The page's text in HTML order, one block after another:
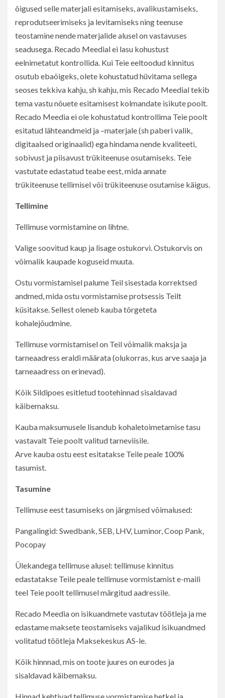
õigused selle materjali esitamiseks, avalikustamiseks,
reprodutseerimiseks ja levitamiseks ning teenuse
teostamine nende materjalide alusel on vastavuses
seadusega. Recado Meedial ei lasu kohustust
eelnimetatut kontrollida. Kui Teie eeltoodud kinnitus
osutub ebaõigeks, olete kohustatud hüvitama sellega
seoses tekkiva kahju, sh kahju, mis Recado Meedial tekib
tema vastu nõuete esitamisest kolmandate isikute poolt.
Recado Meedia ei ole kohustatud kontrollima Teie poolt
esitatud lähteandmeid ja –materjale (sh paberi valik,
digitaalsed originaalid) ega hindama nende kvaliteeti,
sobivust ja piisavust trükiteenuse osutamiseks. Teie
vastutate edastatud teabe eest, mida annate
trükiteenuse tellimisel või trükiteenuse osutamise käigus.
Tellimine
Tellimuse vormistamine on lihtne.
Valige soovitud kaup ja lisage ostukorvi. Ostukorvis on
võimalik kaupade koguseid muuta.
Ostu vormistamisel palume Teil sisestada korrektsed
andmed, mida ostu vormistamise protsessis Teilt
küsitakse. Sellest oleneb kauba tõrgeteta
kohalejõudmine.
Tellimuse vormistamisel on Teil võimalik maksja ja
tarneaadress eraldi määrata (olukorras, kus arve saaja ja
tarneaadress on erinevad).
Kõik Sildipoes esitletud tootehinnad sisaldavad
käibemaksu.
Kauba maksumusele lisandub kohaletoimetamise tasu
vastavalt Teie poolt valitud tarneviisile.
Arve kauba ostu eest esitatakse Teile peale 100%
tasumist.
Tasumine
Tellimuse eest tasumiseks on järgmised võimalused:
Pangalingid: Swedbank, SEB, LHV, Luminor, Coop Pank,
Pocopay
Ülekandega tellimuse alusel: tellimuse kinnitus
edastatakse Teile peale tellimuse vormistamist e-maili
teel Teie poolt tellimusel märgitud aadressile.
Recado Meedia on isikuandmete vastutav töötleja ja me
edastame maksete teostamiseks vajalikud isikuandmed
volitatud töötleja Maksekeskus AS-le.
Kõik hinnnad, mis on toote juures on eurodes ja
sisaldavad käibemaksu.